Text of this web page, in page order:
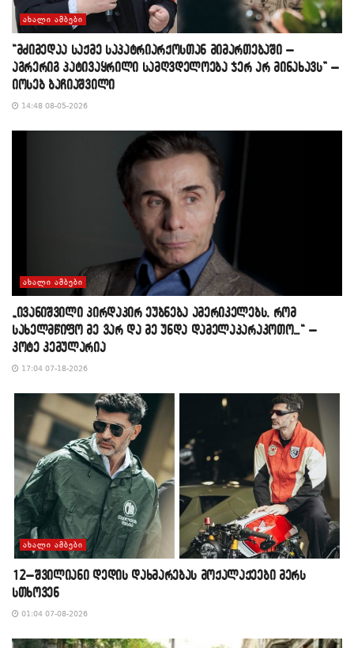
ᲐᲮᲐᲚᲘ ᲐᲛᲑᲔᲑᲘ
“მძიმედაა საქმე საპატრიარქოსთან მიმართებაში –
აგრერიგ პატივაყრილი სამღვდელოება ჯერ არ მინახავს” –
იოსებ ბაჩიაშვილი
14:48 08-05-2026
ᲐᲮᲐᲚᲘ ᲐᲛᲑᲔᲑᲘ
„ივანიშვილი პირდაპირ ეუბნება ამერიკელებს, რომ
სახელმწიფო მე ვარ და მე უნდა დამელაპარაკოთო…“ –
კოტე კემულარია
17:04 07-18-2026
ᲐᲮᲐᲚᲘ ᲐᲛᲑᲔᲑᲘ
12–შვილიანი დედის დახმარებას მოქალაქეები მერს
სთხოვენ
01:04 07-08-2026